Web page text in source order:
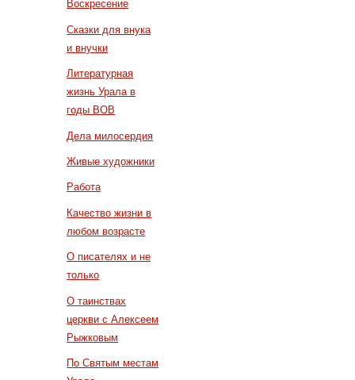
Воскресение
Сказки для внука
и внучки
Литературная
жизнь Урала в
годы ВОВ
Дела милосердия
Живые художники
Работа
Качество жизни в
любом возрасте
О писателях и не
только
О таинствах
церкви с Алексеем
Рыжковым
По Святым местам